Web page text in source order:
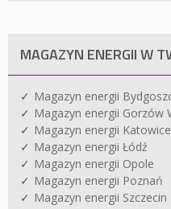
MAGAZYN ENERGII W
Magazyn energii
Magazyn energii Gorzów
Magazyn energii Katowice
Magazyn energii Łódź
Magazyn energii Opole
Magazyn energii Poznań
Magazyn energii Szczecin